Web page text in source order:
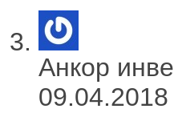
Анкор
09.04.2018